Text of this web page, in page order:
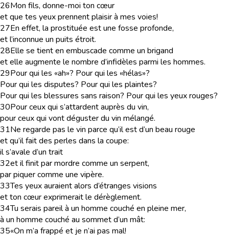
26Mon fils, donne-moi ton cœur
et que tes yeux prennent plaisir à mes voies!
27En effet, la prostituée est une fosse profonde,
et l’inconnue un puits étroit.
28Elle se tient en embuscade comme un brigand
et elle augmente le nombre d’infidèles parmi les hommes.
29Pour qui les «ah»? Pour qui les «hélas»?
Pour qui les disputes? Pour qui les plaintes?
Pour qui les blessures sans raison? Pour qui les yeux rouges?
30Pour ceux qui s’attardent auprès du vin,
pour ceux qui vont déguster du vin mélangé.
31Ne regarde pas le vin parce qu’il est d’un beau rouge
et qu’il fait des perles dans la coupe:
il s’avale d’un trait
32et il finit par mordre comme un serpent,
par piquer comme une vipère.
33Tes yeux auraient alors d’étranges visions
et ton cœur exprimerait le dérèglement.
34Tu serais pareil à un homme couché en pleine mer,
à un homme couché au sommet d’un mât:
35«On m’a frappé et je n’ai pas mal!